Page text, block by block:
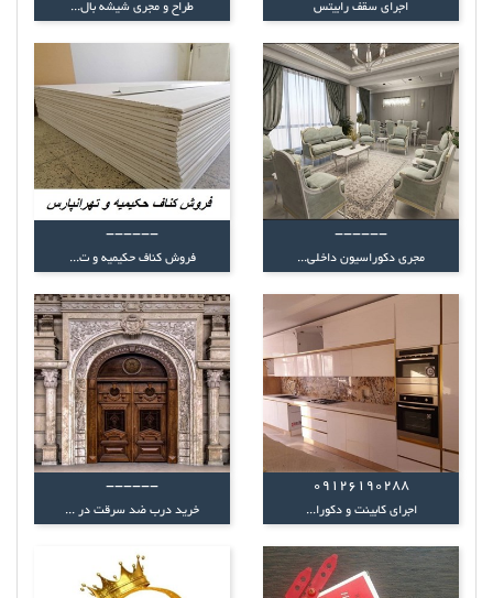
اجرای سقف رابیتس طراح و مجری شیشه بال...
------
مجری دکوراسیون داخلی...
------
فروش کناف حکیمیه و ت...
09126190288
اجرای کابینت و دکورا...
------
خرید درب ضد سرقت در ...